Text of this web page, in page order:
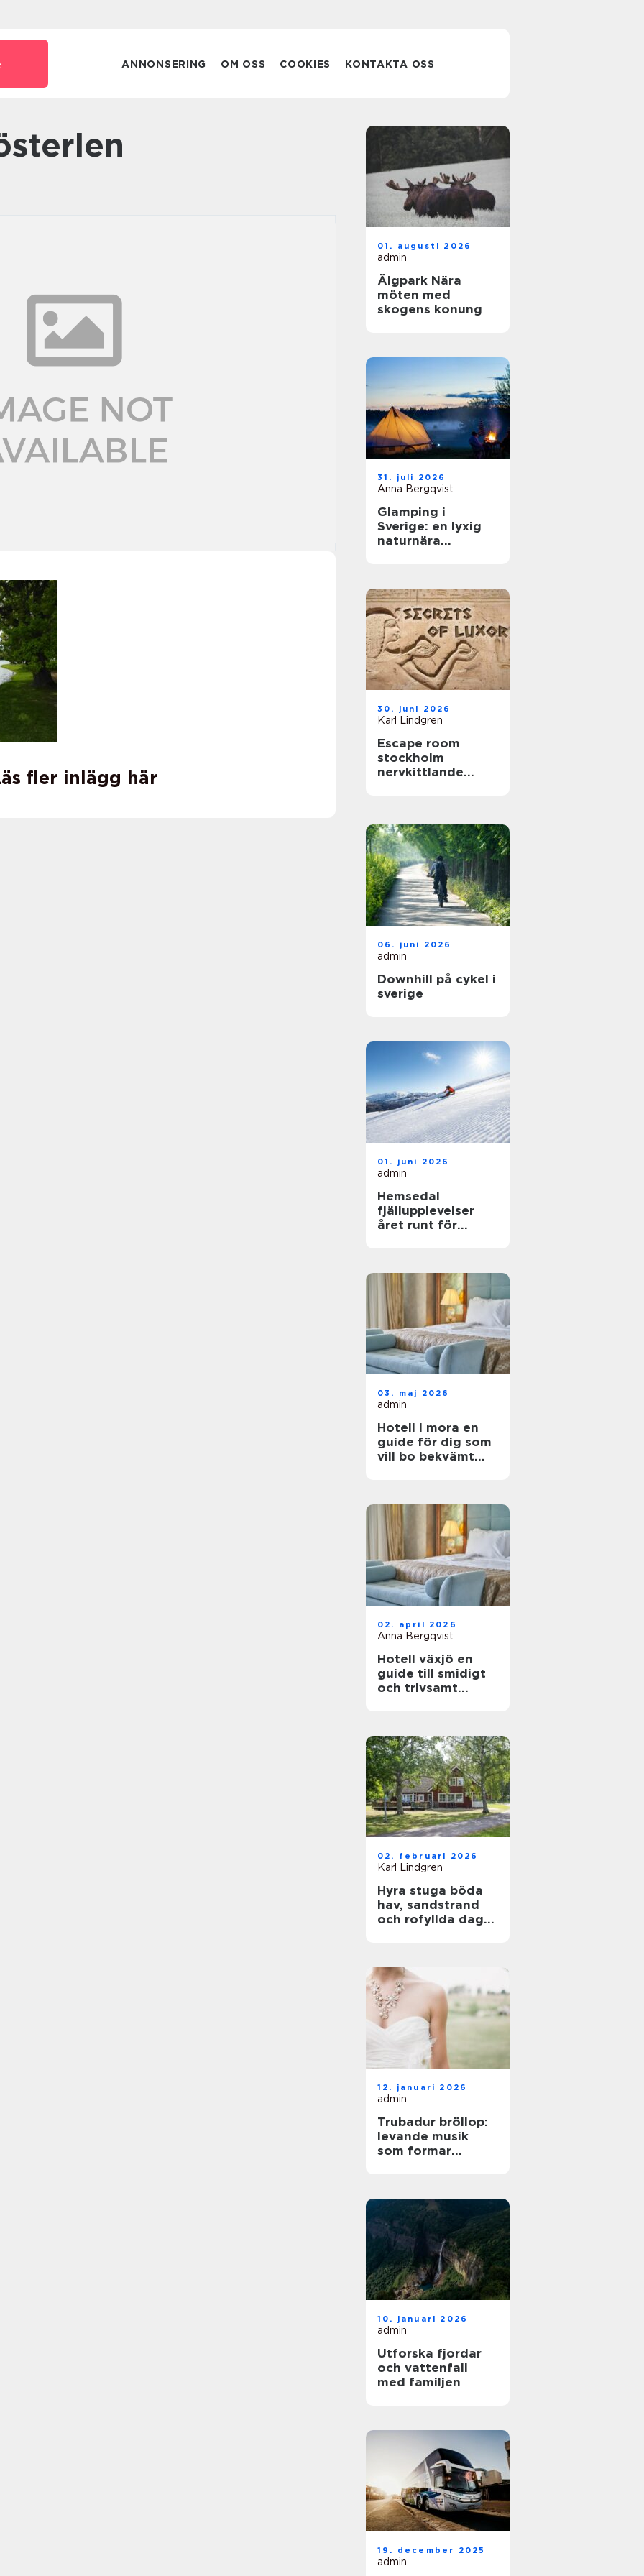
ANNONSERING OM OSS COOKIES KONTAKTA OSS
fler inlägg här
01. augusti 2026
admin
Älgpark Nära
möten med
skogens konung
31. juli 2026
Anna Bergqvist
Glamping i
Sverige: en lyxig
naturnära
30. juni 2026
Karl Lindgren
Escape room
stockholm
nervkittlande
06. juni 2026
admin
Downhill på cykel i
sverige
01. juni 2026
admin
Hemsedal
fjällupplevelser
året runt för
03. maj 2026
admin
Hotell i mora en
guide för dig som
vill bo bekvämt
02. april 2026
Anna Bergqvist
Hotell växjö en
guide till smidigt
och trivsamt
02. februari 2026
Karl Lindgren
Hyra stuga böda
hav, sandstrand
och rofyllda dagar
12. januari 2026
admin
Trubadur bröllop:
levande musik
som formar
10. januari 2026
admin
Utforska fjordar
och vattenfall
med familjen
19. december 2025
admin